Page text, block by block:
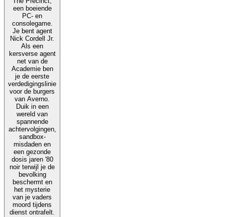
een boeiende
PC- en
consolegame.
Je bent agent
Nick Cordell Jr.
Als een
kersverse agent
net van de
Academie ben
je de eerste
verdedigingslinie
voor de burgers
van Averno.
Duik in een
wereld van
spannende
achtervolgingen,
sandbox-
misdaden en
een gezonde
dosis jaren '80
noir terwijl je de
bevolking
beschermt en
het mysterie
van je vaders
moord tijdens
dienst ontrafelt.